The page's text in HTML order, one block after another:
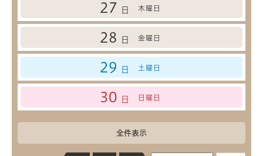
27 日 木曜日
28 日 金曜日
29 日 土曜日
30 日 日曜日
全件表示